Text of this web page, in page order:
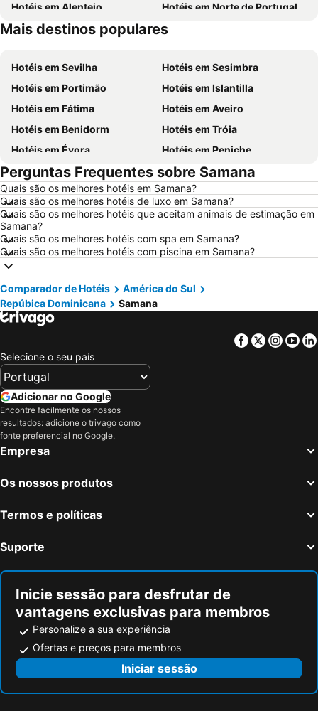
Hotéis em Alentejo
Hotéis em Norte de Portugal
Hotéis em Madeira
Hotéis em Centro de Portugal
Mais destinos populares
Hotéis em Sevilha
Hotéis em Sesimbra
Hotéis em Portimão
Hotéis em Islantilla
Hotéis em Fátima
Hotéis em Aveiro
Hotéis em Benidorm
Hotéis em Tróia
Hotéis em Évora
Hotéis em Peniche
Hotéis em Porto Santo
Hotéis em Barcelona
Hotéis em Sangenjo
Hotéis em Nazaré
Hotéis em Vigo
Hotéis em Vila Nova de Milfontes
Hotéis em Isla Canela
Hotéis em Roma
Hotéis em Vilamoura
Hotéis em Espanha
Hotéis em Minorca
Hotéis em Galiza
Hotéis em Andaluzia
Hotéis em Maiorca
Hotéis em Ilha do Sal
Hotéis em Ibiza
Hotéis em Serra da Estrela
Hotéis em Costa da Luz
Hotéis em Gran Canaria
Hotéis em Costa de Almería
Perguntas Frequentes sobre Samana
Quais são os melhores hotéis em Samana?
Quais são os melhores hotéis de luxo em Samana?
Quais são os melhores hotéis que aceitam animais de estimação em
Samana?
Quais são os melhores hotéis com spa em Samana?
Quais são os melhores hotéis com piscina em Samana?
Comparador de Hotéis
América do Sul
Repúbica Dominicana
Samana
Facebook
Twitter
Selecione o seu país
Adicionar no Google
Encontre facilmente os nossos
resultados: adicione o trivago como
fonte preferencial no Google.
Empresa
Os nossos produtos
Termos e políticas
Suporte
Inicie sessão para desfrutar de
vantagens exclusivas para membros
Personalize a sua experiência
Ofertas e preços para membros
Iniciar sessão